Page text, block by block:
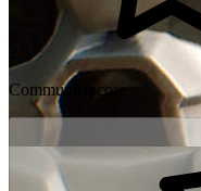
Communityscore